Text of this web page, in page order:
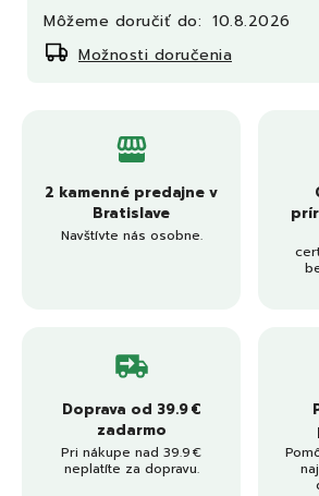
Môžeme doručiť do: 10.8.2026
Možnosti doručenia
2 kamenné predajne v
Bratislave
Navštívte nás osobne.
Doprava od 39.9 €
zadarmo
Pri nákupe nad 39.9 €
neplatíte za dopravu.